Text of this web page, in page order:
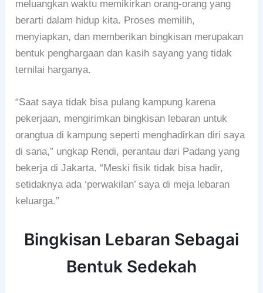
meluangkan waktu memikirkan orang-orang yang
berarti dalam hidup kita. Proses memilih,
menyiapkan, dan memberikan bingkisan merupakan
bentuk penghargaan dan kasih sayang yang tidak
ternilai harganya.
“Saat saya tidak bisa pulang kampung karena
pekerjaan, mengirimkan bingkisan lebaran untuk
orangtua di kampung seperti menghadirkan diri saya
di sana,” ungkap Rendi, perantau dari Padang yang
bekerja di Jakarta. “Meski fisik tidak bisa hadir,
setidaknya ada ‘perwakilan’ saya di meja lebaran
keluarga.”
Bingkisan Lebaran Sebagai
Bentuk Sedekah